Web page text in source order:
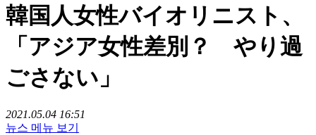
韓国人女性バイオリニスト、
「アジア女性差別？ やり過
ごさない」
2021.05.04 16:51
뉴스 메뉴 보기